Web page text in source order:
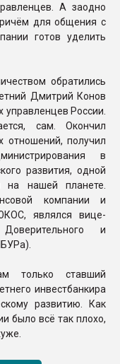
А заодно
для общения с
готов уделить
обратились
Дмитрий Конов
России.
сам. Окончил
отношений, получил
в
развития, одной
на нашей планете.
компании и
являлся вице-
и
только ставший
инвестбанкира
развитию. Как
было всё так плохо,